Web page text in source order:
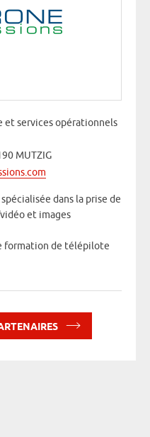
et services opérationnels
MUTZIG
dans la prise de
et images
formation de télépilote